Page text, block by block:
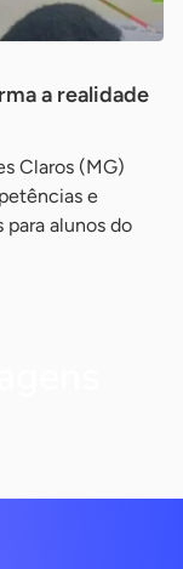
a realidade
Claros (MG)
e
para alunos do